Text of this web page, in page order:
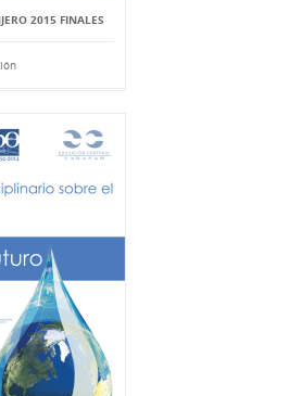
2015 FINALES